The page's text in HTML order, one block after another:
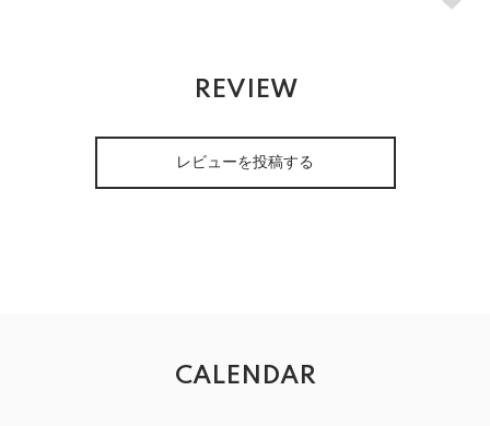
REVIEW
レビューを投稿する
CALENDAR